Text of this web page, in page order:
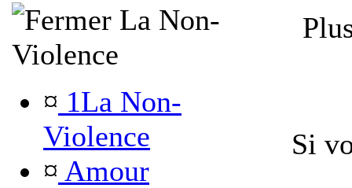
La Non-
Violence
¤ 1La Non-
Violence
¤ Amour
Si